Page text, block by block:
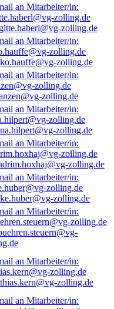
zolling.de
zolling.de
zolling.de
zolling.de
zolling.de
zolling.de
zolling.de